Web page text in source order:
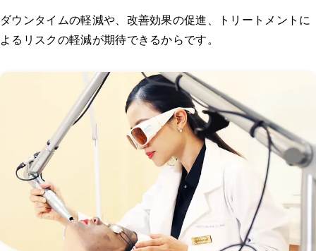
ダウンタイムの軽減や、改善効果の促進、トリートメントに
よるリスクの軽減が期待できるからです。